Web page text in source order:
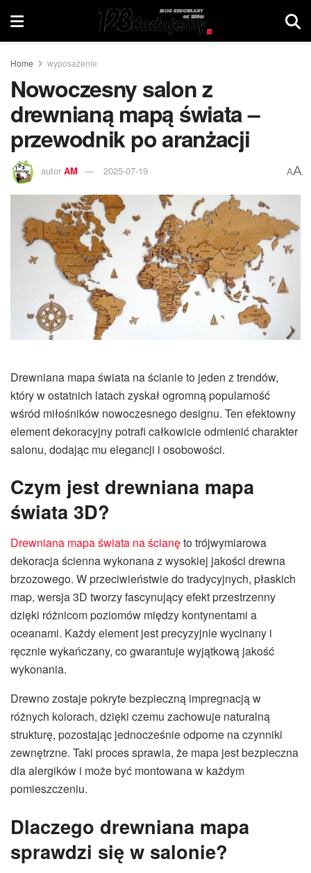
Home wyposażenie
Nowoczesny salon z
drewnianą mapą świata –
przewodnik po aranżacji
autor AM 2025-07-19 AA
Drewniana mapa świata na ścianie to jeden z trendów,
który w ostatnich latach zyskał ogromną popularność
wśród miłośników nowoczesnego designu. Ten efektowny
element dekoracyjny potrafi całkowicie odmienić charakter
salonu, dodając mu elegancji i osobowości.
Czym jest drewniana mapa
świata 3D?
Drewniana mapa świata na ścianęto trójwymiarowa
dekoracja ścienna wykonana z wysokiej jakości drewna
brzozowego. W przeciwieństwie do tradycyjnych, płaskich
map, wersja 3D tworzy fascynujący efekt przestrzenny
dzięki różnicom poziomów między kontynentami a
oceanami. Każdy element jest precyzyjnie wycinany i
ręcznie wykańczany, co gwarantuje wyjątkową jakość
wykonania.
Drewno zostaje pokryte bezpieczną impregnacją w
różnych kolorach, dzięki czemu zachowuje naturalną
strukturę, pozostając jednocześnie odporne na czynniki
zewnętrzne. Taki proces sprawia, że mapa jest bezpieczna
dla alergików i może być montowana w każdym
pomieszczeniu.
Dlaczego drewniana mapa
sprawdzi się w salonie?